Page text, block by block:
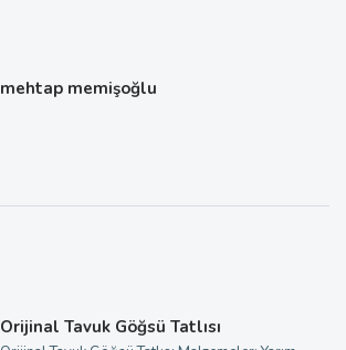
mehtap memişoğlu
Orijinal Tavuk Göğsü Tatlısı